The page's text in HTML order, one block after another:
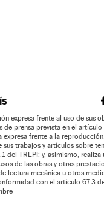
expresa frente al uso de sus
de prensa prevista en el
expresa frente a la
trabajos y artículos sobre
del TRLPI; y, asimismo, realiza
de las obras y otras
lectura mecánica u otros
con el artículo 67.3